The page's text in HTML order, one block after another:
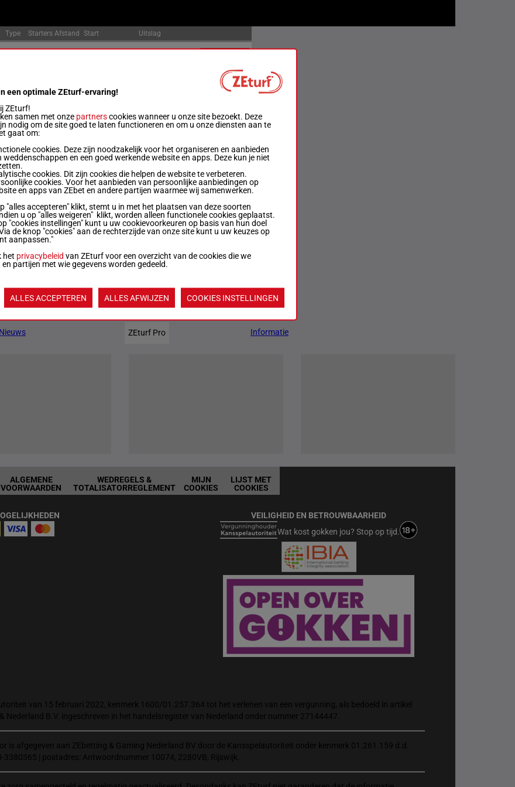
Type Starters Afstand Start Uitslag
Uitslagen
13 2140m13:09Officiële uitslag: 8 - 10 - 9 Uitslagen
9 2140m13:49Officiële uitslag: 7 - 6 - 9 Uitslagen
1640m Officiële uitslag: Uitslagen
14 2140m14:31 Officiële uitslag: 8 - 6 - 1 Uitslagen
11 2140m14:49Officiële uitslag: 8 - 5 - 3 Uitslagen
Jouw favoriete paarden
Nieuws ZEturf Pro Informatie
ALGEMENE
VOORWAARDEN
WEDREGELS &
TOTALISATORREGLEMENT
MIJN
COOKIES
LIJST MET
COOKIES
VEILIGHEID EN BETROUWBAARHEID
Wat kost gokken jou? Stop op tijd.
van 15 februari 2022, kenmerk 1600/01.257.364 tot het verlenen van een vergunning, als bedoeld in artikel
Nederland B.V. ingeschreven in het handelsregister van Nederland onder nummer 27144447.
is afgegeven aan ZEbetting & Gaming Nederland BV door de Kansspelautoriteit onder kenmerk 01.261.159 d.d.
| postadres: Antwoordnummer 10074, 2280VB, Rijswijk.
een optimale ZEturf-ervaring!
ZEturf!
samen met onze partnerscookies wanneer u onze site bezoekt. Deze
nodig om de site goed te laten functioneren en om u onze diensten aan te
gaat om:
cookies. Deze zijn noodzakelijk voor het organiseren en aanbieden
weddenschappen en een goed werkende website en apps. Deze kun je niet
cookies. Dit zijn cookies die helpen de website te verbeteren.
cookies. Voor het aanbieden van persoonlijke aanbiedingen op
en apps van ZEbet en andere partijen waarmee wij samenwerken.
"alles accepteren" klikt, stemt u in met het plaatsen van deze soorten
u op "alles weigeren" klikt, worden alleen functionele cookies geplaatst.
"cookies instellingen" kunt u uw cookievoorkeuren op basis van hun doel
de knop "cookies" aan de rechterzijde van onze site kunt u uw keuzes op
aanpassen."
het privacybeleid van ZEturf voor een overzicht van de cookies die we
partijen met wie gegevens worden gedeeld.
ALLES ACCEPTEREN ALLES AFWIJZEN COOKIES INSTELLINGEN